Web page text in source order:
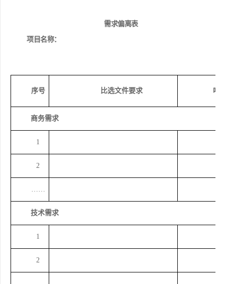
需求偏离表
项目名称：
序号 比选文件要求 响
商务需求
1
2
技术需求
1
2